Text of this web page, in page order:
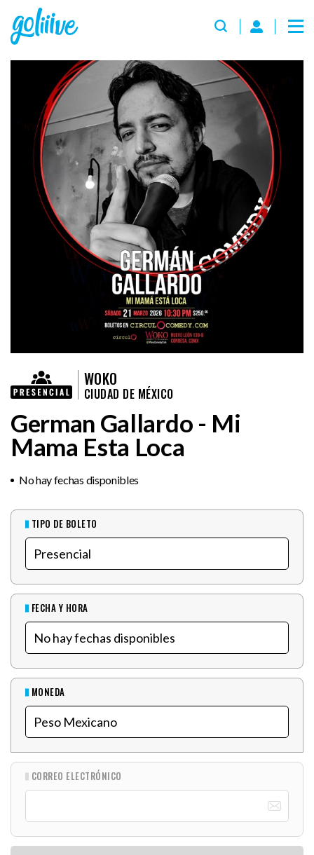
WOKO
CIUDAD DE MÉXICO
German Gallardo - Mi
Mama Esta Loca
No hay fechas disponibles
TIPO DE BOLETO
FECHA Y HORA
MONEDA
CORREO ELECTRÓNICO